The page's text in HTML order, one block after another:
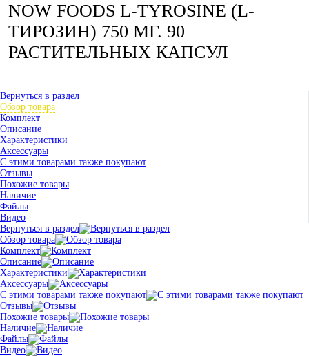
NOW FOODS L-TYROSINE (L-
ТИРОЗИН) 750 МГ. 90
РАСТИТЕЛЬНЫХ КАПСУЛ
Вернуться в раздел
Обзор товара
Комплект
Описание
Характеристики
Аксессуары
С этими товарами также покупают
Отзывы
Похожие товары
Наличие
Файлы
Видео
Вернуться в раздел
Обзор товара
Комплект
Описание
Характеристики
Аксессуары
С этими товарами также покупают
Отзывы
Похожие товары
Наличие
Файлы
Видео